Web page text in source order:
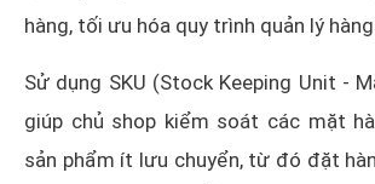
hàng, tối ưu hóa quy trình quản lý
Sử dụng SKU (Stock Keeping Unit -
giúp chủ shop kiểm soát các mặt
sản phẩm ít lưu chuyển, từ đó đặt